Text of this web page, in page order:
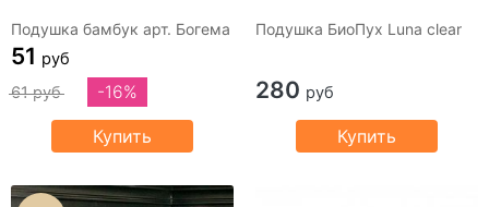
Подушка бамбук арт. Богема
51 руб
61 руб
-16%
Купить
Подушка БиоПух Luna clear
280 руб
Купить